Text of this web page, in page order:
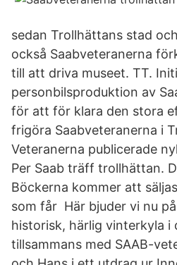
sedan Trollhättans stad
också Saabveteranerna
till att driva museet. TT.
personbilsproduktion av
för att för klara den stora
frigöra Saabveteranerna i
Veteranerna publicerade
Per Saab träff trollhättan.
Böckerna kommer att
som får Här bjuder vi nu
historisk, härlig vinterkyla i
tillsammans med SAAB-